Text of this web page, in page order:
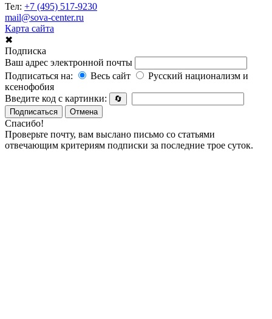
Тел: +7 (495) 517-9230
mail@sova-center.ru
Карта сайта
✖
Подписка
Ваш адрес электронной почты
Подписаться на:
Весь сайт
Русский национализм и
ксенофобия
Введите код с картинки:
🔄
Подписаться
Отмена
Спасибо!
Проверьте почту, вам выслано письмо со статьями
отвечающим критериям подписки за последние трое суток.